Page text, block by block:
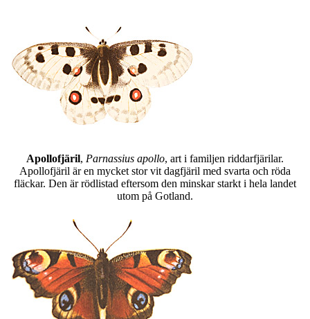
Apollofjäril, Parnassius apollo, art i familjen riddarfjärilar.
Apollofjäril är en mycket stor vit dagfjäril med svarta och röda
fläckar. Den är rödlistad eftersom den minskar starkt i hela landet
utom på Gotland.